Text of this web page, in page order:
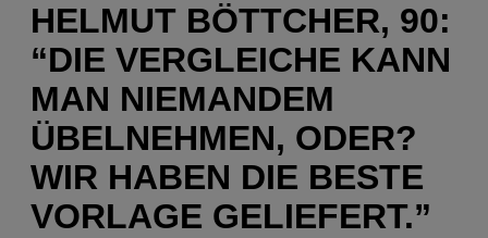
HELMUT BÖTTCHER, 90:
“DIE VERGLEICHE KANN
MAN NIEMANDEM
ÜBELNEHMEN, ODER?
WIR HABEN DIE BESTE
VORLAGE GELIEFERT.”